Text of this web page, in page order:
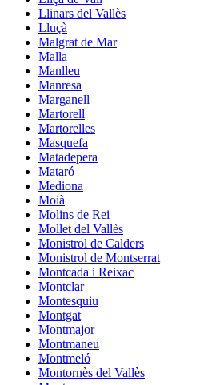
Llinars del Vallès
Lluçà
Malgrat de Mar
Malla
Manlleu
Manresa
Marganell
Martorell
Martorelles
Masquefa
Matadepera
Mataró
Mediona
Moià
Molins de Rei
Mollet del Vallès
Monistrol de Calders
Monistrol de Montserrat
Montcada i Reixac
Montclar
Montesquiu
Montgat
Montmajor
Montmaneu
Montmeló
Montornès del Vallès